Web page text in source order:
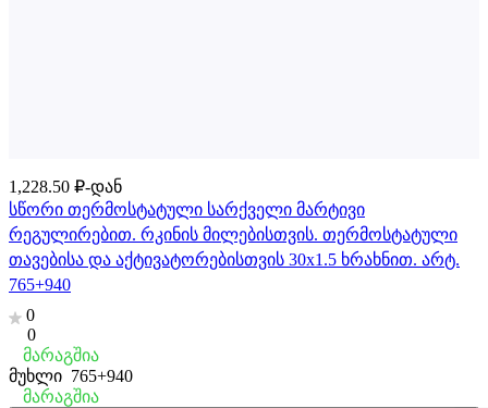
1,228.50 ₽-დან
სწორი თერმოსტატული სარქველი მარტივი
რეგულირებით. რკინის მილებისთვის. თერმოსტატული
თავებისა და აქტივატორებისთვის 30x1.5 ხრახნით. არტ.
765+940
0
0
მარაგშია
მუხლი 765+940
მარაგშია